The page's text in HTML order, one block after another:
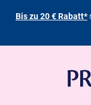
Bis zu 20 € Rabatt*